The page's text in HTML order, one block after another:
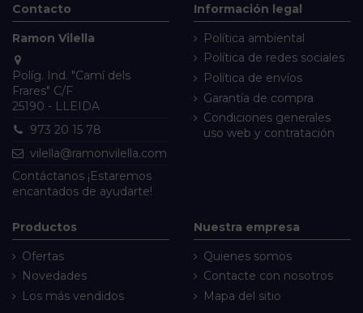
Contacto
Ramon Vilella
Políg. Ind. "Camí dels
Frares" C/F
25190 - LLEIDA
973 20 15 78
vilella@ramonvilella.com
Contáctanos ¡Estaremos
encantados de ayudarte!
Información legal
Política ambiental
Política de redes sociales
Política de envíos
Garantía de compra
Condiciones generales
uso web y contratación
Productos
Ofertas
Novedades
Los más vendidos
Nuestra empresa
Quienes somos
Contacte con nosotros
Mapa del sitio